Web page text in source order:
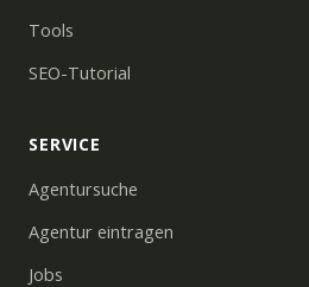
Tools
SEO-Tutorial
SERVICE
Agentursuche
Agentur eintragen
Jobs